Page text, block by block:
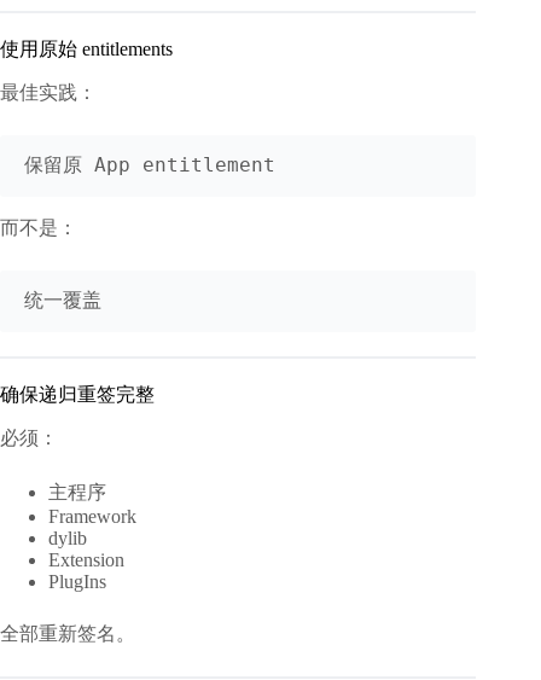
使用原始 entitlements
最佳实践：
而不是：
确保递归重签完整
必须：
主程序
Framework
dylib
Extension
PlugIns
全部重新签名。